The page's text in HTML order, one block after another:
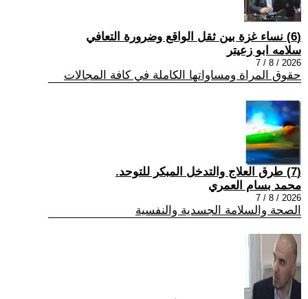
(6) نساء غزة بين ثقل الواقع وضرورة التعافي
سلامه ابو زعيتر
2026 / 8 / 7
حقوق المراة ومساواتها الكاملة في كافة المجالات
(7) طرق العلاج والتدخل المبكر للتوحد.
محمد بسام العمري
2026 / 8 / 7
الصحة والسلامة الجسدية والنفسية